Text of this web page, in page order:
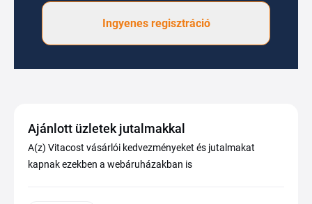
Ingyenes regisztráció
Ajánlott üzletek jutalmakkal
A(z) Vitacost vásárlói kedvezményeket és jutalmakat
kapnak ezekben a webáruházakban is